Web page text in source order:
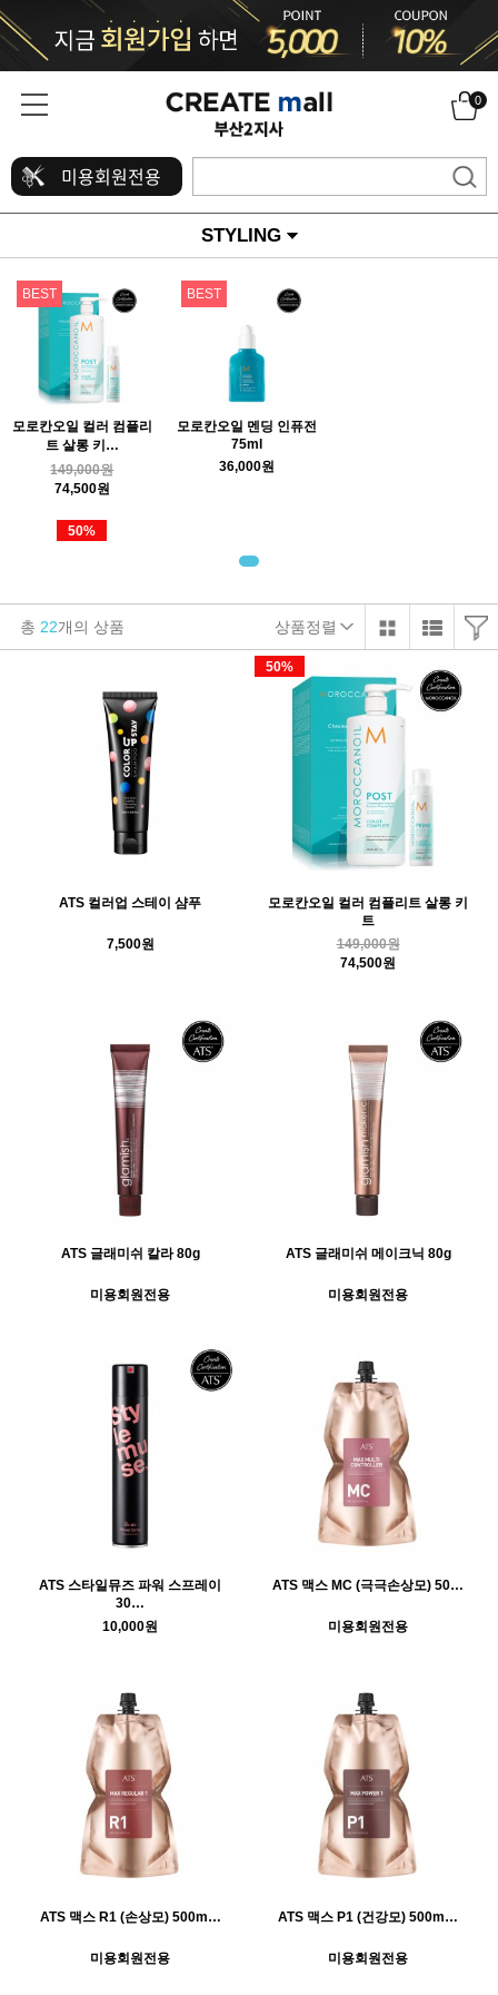
0
미용회원전용
STYLING
BEST
모로칸오일 컬러 컴플리
트 살롱 키…
149,000원
74,500원
50%
BEST
모로칸오일 멘딩 인퓨전
75ml
36,000원
총 22개의 상품 상품정렬
ATS 컬러업 스테이 샴푸
7,500원
모로칸오일 컬러 컴플리트 살롱 키
트
50%
149,000원
74,500원
ATS 글래미쉬 칼라 80g
미용회원전용
ATS 글래미쉬 메이크닉 80g
미용회원전용
ATS 스타일뮤즈 파워 스프레이
30…
10,000원
ATS 맥스 MC (극극손상모) 50…
미용회원전용
ATS 맥스 R1 (손상모) 500m…
미용회원전용
ATS 맥스 P1 (건강모) 500m…
미용회원전용